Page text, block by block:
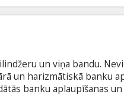
un viņa bandu.
un harizmātiskā banku
banku aplaupīšanas